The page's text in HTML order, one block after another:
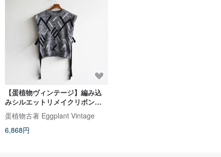
【蛋植物ヴィンテージ】編み込
みシルエットリメイクリボン付
きヴィンテージベストセーター
蛋植物古著 Eggplant Vintage
6,868円